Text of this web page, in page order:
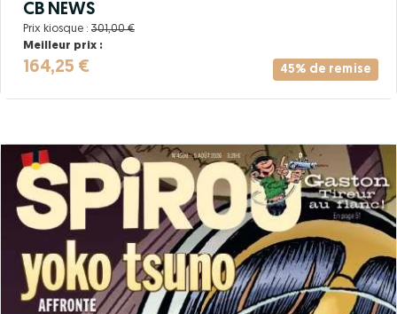
45% de remise
CB NEWS
Prix kiosque : 301,00 €
Meilleur prix :
164,25 €